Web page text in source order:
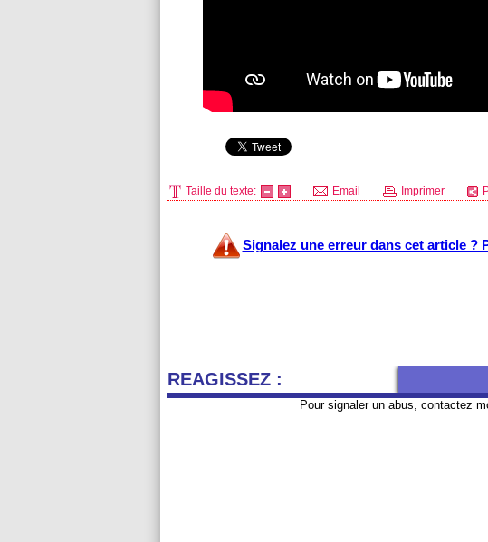
Taille du texte: Email Imprimer
Signalez une erreur dans cet article ?
REAGISSEZ :
Pour signaler un abus, contactez